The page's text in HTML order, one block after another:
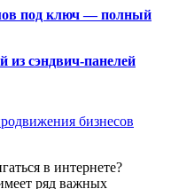
под ключ — полный
из сэндвич-панелей
бизнесов
в интернете?
ряд важных